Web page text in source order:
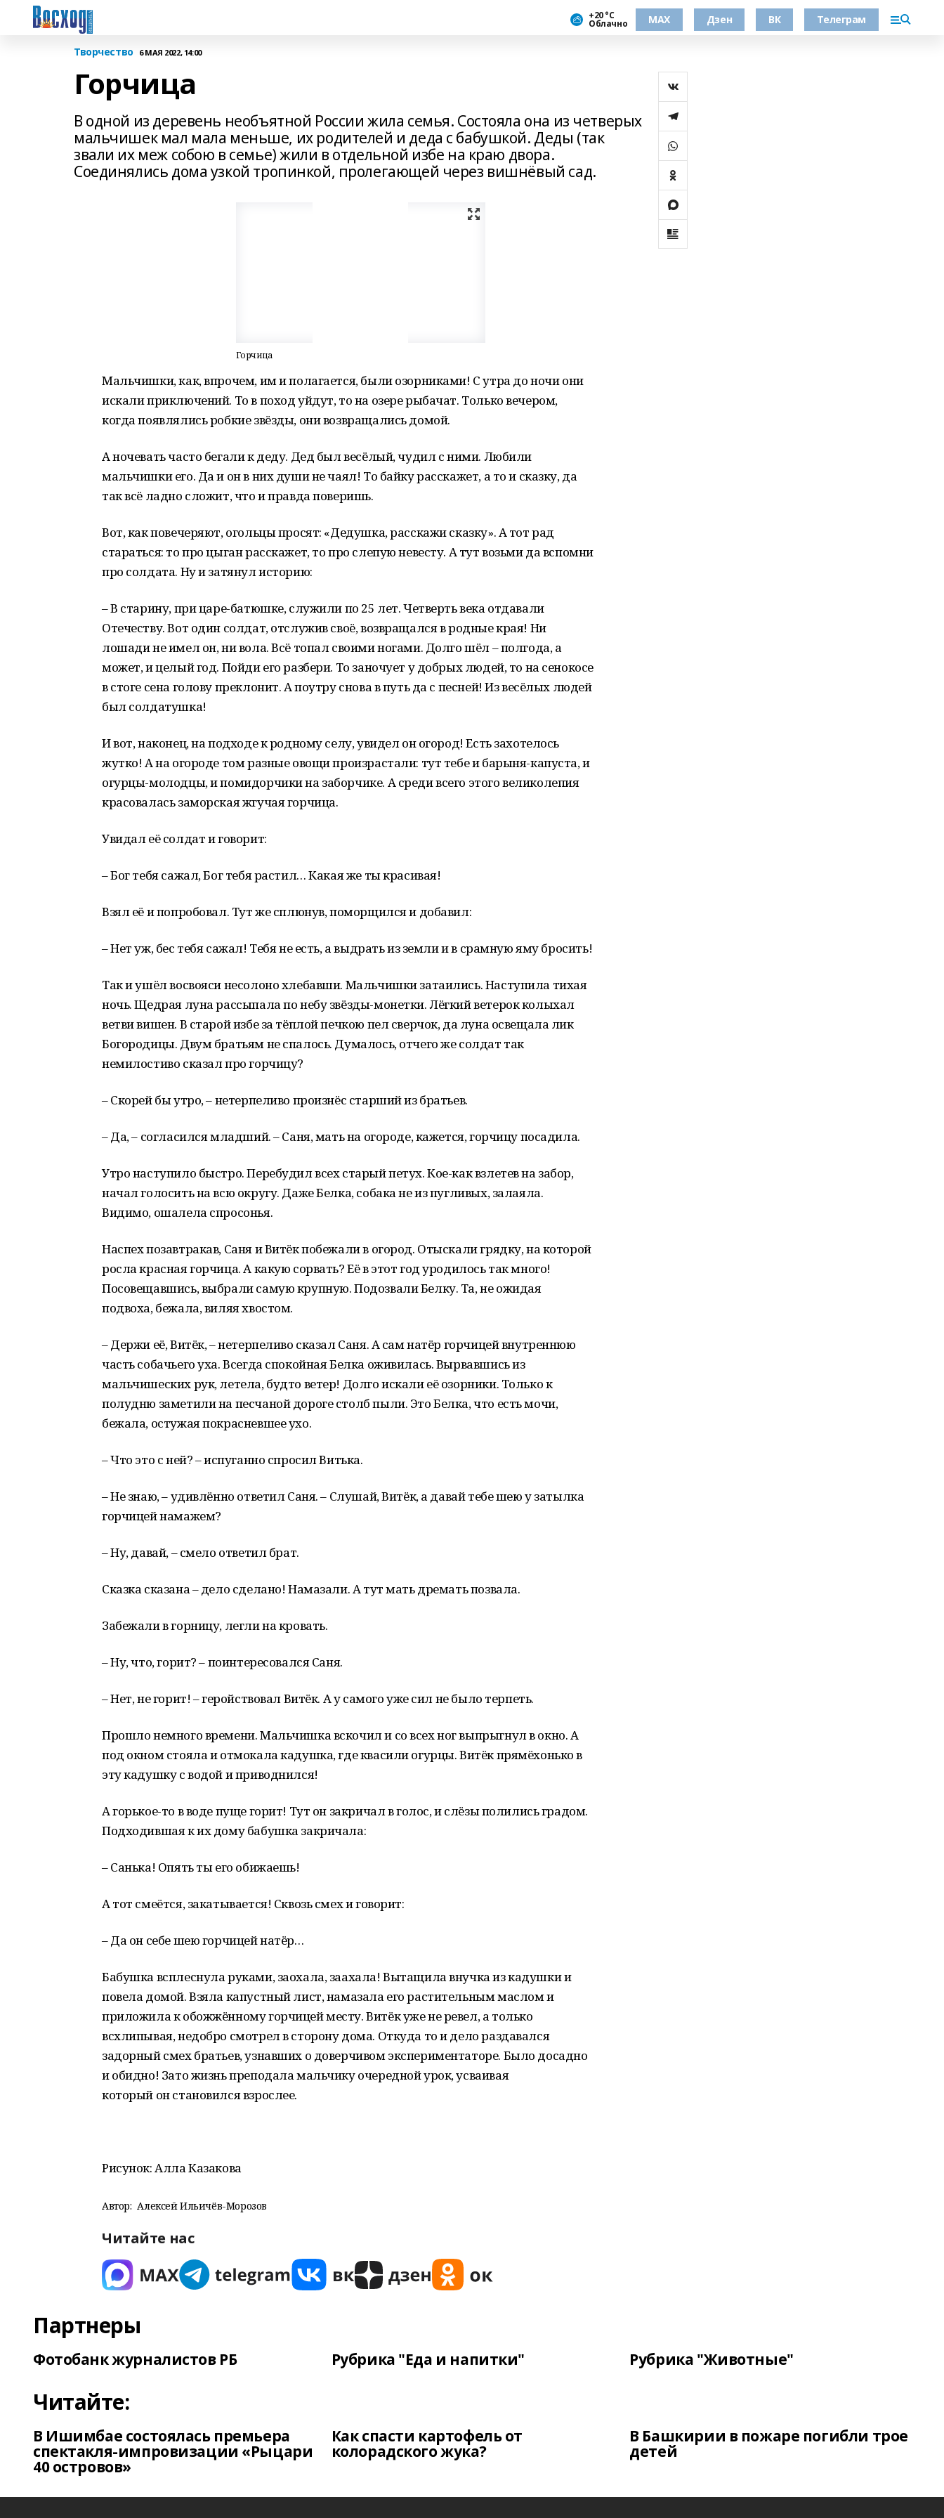
+20 °С
Облачно МАХ Дзен ВК Телеграм
Творчество 6 МАЯ 2022, 14:00
Горчица
В одной из деревень необъятной России жила семья. Состояла она из четверых
мальчишек мал мала меньше, их родителей и деда с бабушкой. Деды (так
звали их меж собою в семье) жили в отдельной избе на краю двора.
Соединялись дома узкой тропинкой, пролегающей через вишнёвый сад.
Горчица
Мальчишки, как, впрочем, им и полагается, были озорниками! С утра до ночи они
искали приключений. То в поход уйдут, то на озере рыбачат. Только вечером,
когда появлялись робкие звёзды, они возвращались домой.
А ночевать часто бегали к деду. Дед был весёлый, чудил с ними. Любили
мальчишки его. Да и он в них души не чаял! То байку расскажет, а то и сказку, да
так всё ладно сложит, что и правда поверишь.
Вот, как повечеряют, огольцы просят: «Дедушка, расскажи сказку». А тот рад
стараться: то про цыган расскажет, то про слепую невесту. А тут возьми да вспомни
про солдата. Ну и затянул историю:
– В старину, при царе-батюшке, служили по 25 лет. Четверть века отдавали
Отечеству. Вот один солдат, отслужив своё, возвращался в родные края! Ни
лошади не имел он, ни вола. Всё топал своими ногами. Долго шёл – полгода, а
может, и целый год. Пойди его разбери. То заночует у добрых людей, то на сенокосе
в стоге сена голову преклонит. А поутру снова в путь да с песней! Из весёлых людей
был солдатушка!
И вот, наконец, на подходе к родному селу, увидел он огород! Есть захотелось
жутко! А на огороде том разные овощи произрастали: тут тебе и барыня-капуста, и
огурцы-молодцы, и помидорчики на заборчике. А среди всего этого великолепия
красовалась заморская жгучая горчица.
Увидал её солдат и говорит:
– Бог тебя сажал, Бог тебя растил… Какая же ты красивая!
Взял её и попробовал. Тут же сплюнув, поморщился и добавил:
– Нет уж, бес тебя сажал! Тебя не есть, а выдрать из земли и в срамную яму бросить!
Так и ушёл восвояси несолоно хлебавши. Мальчишки затаились. Наступила тихая
ночь. Щедрая луна рассыпала по небу звёзды-монетки. Лёгкий ветерок колыхал
ветви вишен. В старой избе за тёплой печкою пел сверчок, да луна освещала лик
Богородицы. Двум братьям не спалось. Думалось, отчего же солдат так
немилостиво сказал про горчицу?
– Скорей бы утро, – нетерпеливо произнёс старший из братьев.
– Да, – согласился младший. – Саня, мать на огороде, кажется, горчицу посадила.
Утро наступило быстро. Перебудил всех старый петух. Кое-как взлетев на забор,
начал голосить на всю округу. Даже Белка, собака не из пугливых, залаяла.
Видимо, ошалела спросонья.
Наспех позавтракав, Саня и Витёк побежали в огород. Отыскали грядку, на которой
росла красная горчица. А какую сорвать? Её в этот год уродилось так много!
Посовещавшись, выбрали самую крупную. Подозвали Белку. Та, не ожидая
подвоха, бежала, виляя хвостом.
– Держи её, Витёк, – нетерпеливо сказал Саня. А сам натёр горчицей внутреннюю
часть собачьего уха. Всегда спокойная Белка оживилась. Вырвавшись из
мальчишеских рук, летела, будто ветер! Долго искали её озорники. Только к
полудню заметили на песчаной дороге столб пыли. Это Белка, что есть мочи,
бежала, остужая покрасневшее ухо.
– Что это с ней? – испуганно спросил Витька.
– Не знаю, – удивлённо ответил Саня. – Слушай, Витёк, а давай тебе шею у затылка
горчицей намажем?
– Ну, давай, – смело ответил брат.
Сказка сказана – дело сделано! Намазали. А тут мать дремать позвала.
Забежали в горницу, легли на кровать.
– Ну, что, горит? – поинтересовался Саня.
– Нет, не горит! – геройствовал Витёк. А у самого уже сил не было терпеть.
Прошло немного времени. Мальчишка вскочил и со всех ног выпрыгнул в окно. А
под окном стояла и отмокала кадушка, где квасили огурцы. Витёк прямёхонько в
эту кадушку с водой и приводнился!
А горькое-то в воде пуще горит! Тут он закричал в голос, и слёзы полились градом.
Подходившая к их дому бабушка закричала:
– Санька! Опять ты его обижаешь!
А тот смеётся, закатывается! Сквозь смех и говорит:
– Да он себе шею горчицей натёр…
Бабушка всплеснула руками, заохала, заахала! Вытащила внучка из кадушки и
повела домой. Взяла капустный лист, намазала его растительным маслом и
приложила к обожжённому горчицей месту. Витёк уже не ревел, а только
всхлипывая, недобро смотрел в сторону дома. Откуда то и дело раздавался
задорный смех братьев, узнавших о доверчивом экспериментаторе. Было досадно
и обидно! Зато жизнь преподала мальчику очередной урок, усваивая
который он становился взрослее.
Рисунок: Алла Казакова
Автор: Алексей Ильичёв-Морозов
Читайте нас
Партнеры
Фотобанк журналистов РБ Рубрика "Еда и напитки" Рубрика "Животные"
Читайте:
В Ишимбае состоялась премьера
спектакля-импровизации «Рыцари
40 островов»
Как спасти картофель от
колорадского жука?
В Башкирии в пожаре погибли трое
детей